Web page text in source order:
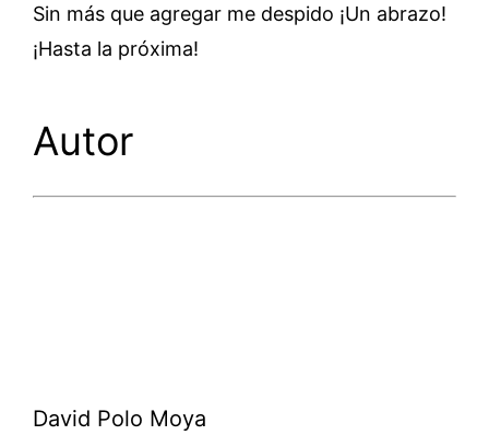
Sin más que agregar me despido ¡Un abrazo!
¡Hasta la próxima!
Autor
David Polo Moya